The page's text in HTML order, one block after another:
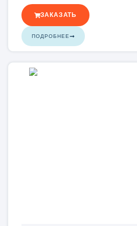
ЗАКАЗАТЬ
ПОДРОБНЕЕ